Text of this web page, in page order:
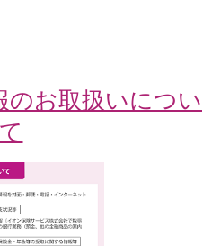
お取扱いについ
て